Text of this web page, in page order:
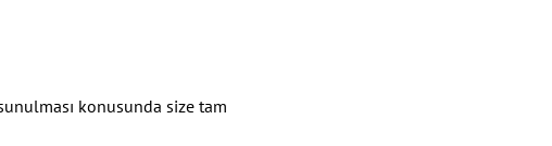
konusunda size tam